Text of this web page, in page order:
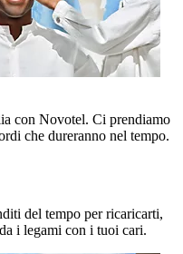
con Novotel. Ci prendiamo
che dureranno nel tempo.
del tempo per ricaricarti,
i legami con i tuoi cari.